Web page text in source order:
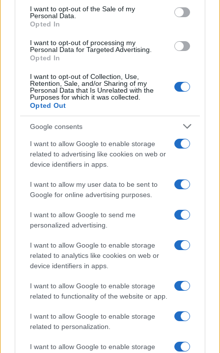
services and may gather and store information including but
not limited to your visit or usage behaviour. You may click to
grant or deny consent to Google and its third-party tags to
consent section.
I want to opt-out of the Sale of my
Personal Data.
Opted In
I want to opt-out of processing my
Personal Data for Targeted Advertising.
Opted In
I want to opt-out of Collection, Use,
Retention, Sale, and/or Sharing of my
Personal Data that Is Unrelated with the
Purposes for which it was collected.
Opted Out
Google consents
I want to allow Google to enable storage
related to advertising like cookies on web or
device identifiers in apps.
I want to allow my user data to be sent to
Google for online advertising purposes.
I want to allow Google to send me
personalized advertising.
I want to allow Google to enable storage
related to analytics like cookies on web or
device identifiers in apps.
I want to allow Google to enable storage
related to functionality of the website or app.
I want to allow Google to enable storage
related to personalization.
I want to allow Google to enable storage
InvestirMag
Germania
Investieren24
UK
News Hub UK
Lgbtq News
Olanda
Investeren 24